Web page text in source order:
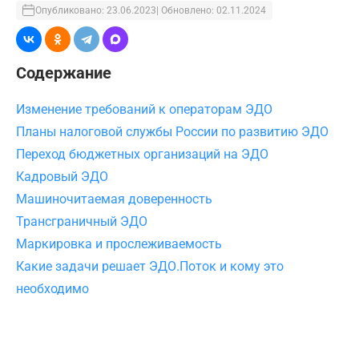
Опубликовано: 23.06.2023 | Обновлено: 02.11.2024
Содержание
Изменение требований к операторам ЭДО
Планы налоговой службы России по развитию ЭДО
Переход бюджетных организаций на ЭДО
Кадровый ЭДО
Машиночитаемая доверенность
Трансграничный ЭДО
Маркировка и прослеживаемость
Какие задачи решает ЭДО.Поток и кому это
необходимо